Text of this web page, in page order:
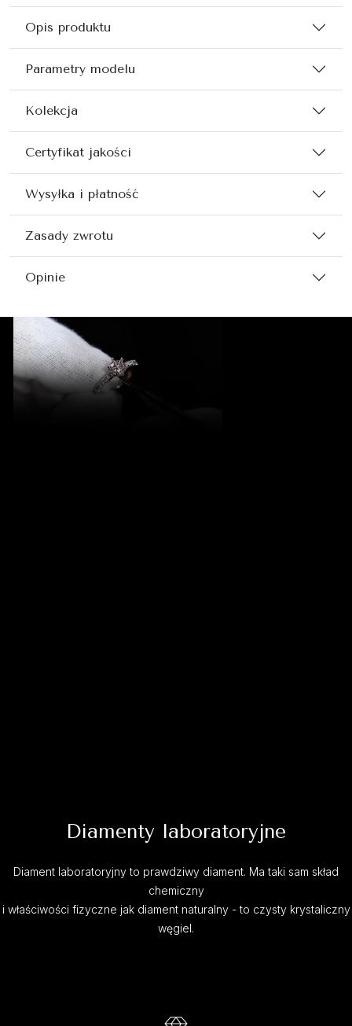
Opis produktu
Parametry modelu
Kolekcja
Certyfikat jakości
Wysyłka i płatność
Zasady zwrotu
Opinie
Diamenty laboratoryjne
Diament laboratoryjny to prawdziwy diament. Ma taki sam skład
chemiczny
i właściwości fizyczne jak diament naturalny - to czysty krystaliczny
węgiel.